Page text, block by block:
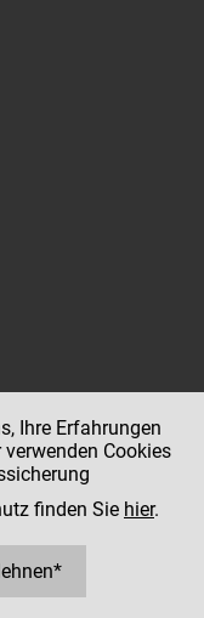
Ihre Erfahrungen
Cookies
finden Sie hier.